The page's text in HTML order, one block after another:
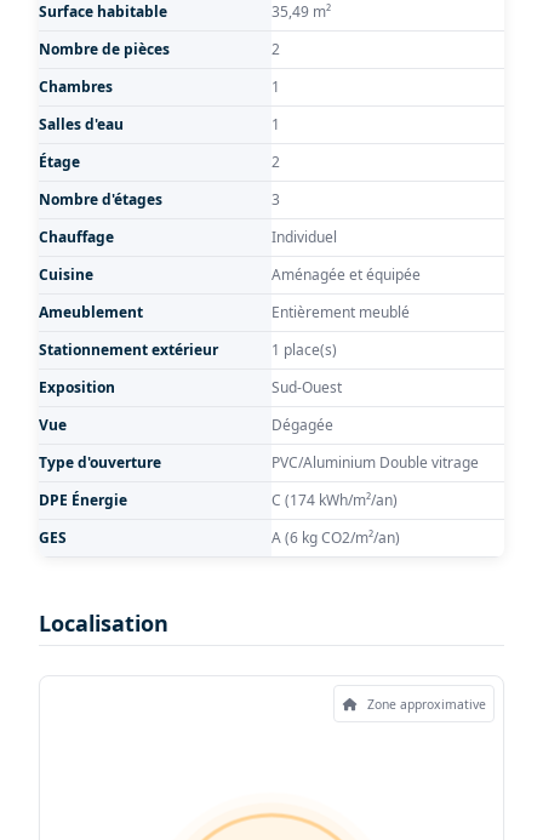
Surface habitable
35,49 m²
Nombre de pièces
2
Chambres
1
Salles d'eau
1
Étage
2
Nombre d'étages
3
Chauffage
Individuel
Cuisine
Aménagée et équipée
Ameublement
Entièrement meublé
Stationnement extérieur
1 place(s)
Exposition
Sud-Ouest
Vue
Dégagée
Type d'ouverture
PVC/Aluminium Double vitrage
DPE Énergie
C (174 kWh/m²/an)
GES
A (6 kg CO2/m²/an)
Localisation
Zone approximative